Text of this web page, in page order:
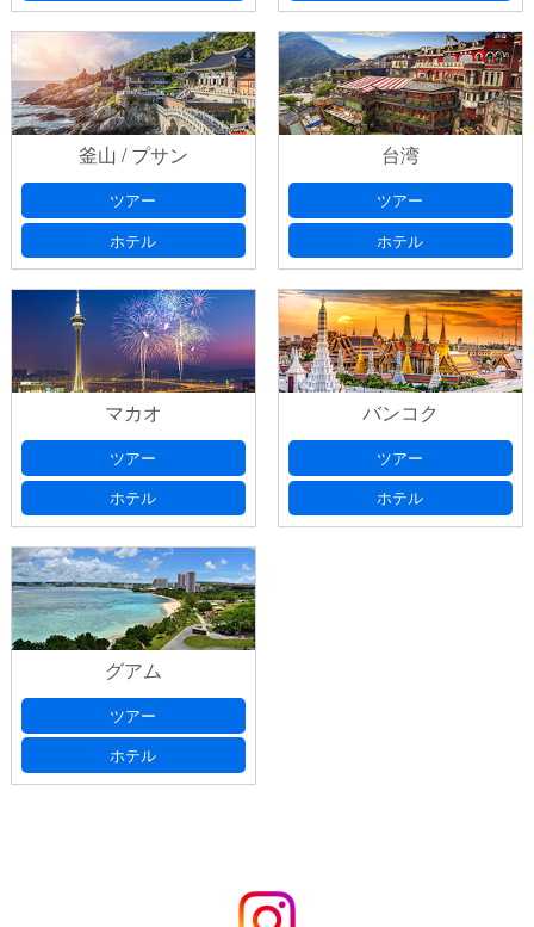
釜山 / プサン
ツアー
ホテル
台湾
ツアー
ホテル
マカオ
ツアー
ホテル
バンコク
ツアー
ホテル
グアム
ツアー
ホテル